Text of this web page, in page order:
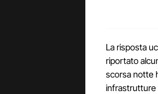
La risposta
riportato
scorsa notte
infrastrutture